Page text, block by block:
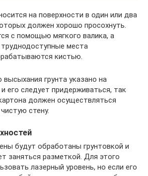
на поверхности в один или два
должен хорошо просохнуть.
с помощью мягкого валика, а
труднодоступные места
кистью.
грунта указано на
его следует придерживаться, так
должен осуществляться
стену.
будут обработаны грунтовкой и
заняться разметкой. Для этого
лазерный уровень, но если его